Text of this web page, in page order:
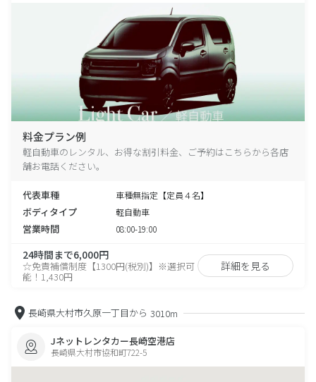
料金プラン例
軽自動車のレンタル、お得な割引料金、ご予約はこちらから各店
舗お電話ください。
代表車種 車種無指定【定員４名】
ボディタイプ 軽自動車
営業時間 08:00-19:00
24時間まで6,000円
☆免責補償制度【1300円(税別)】※選択可
能！1,430円
詳細を見る
長崎県大村市久原一丁目から 3010m
Jネットレンタカー長崎空港店
長崎県大村市協和町722-5